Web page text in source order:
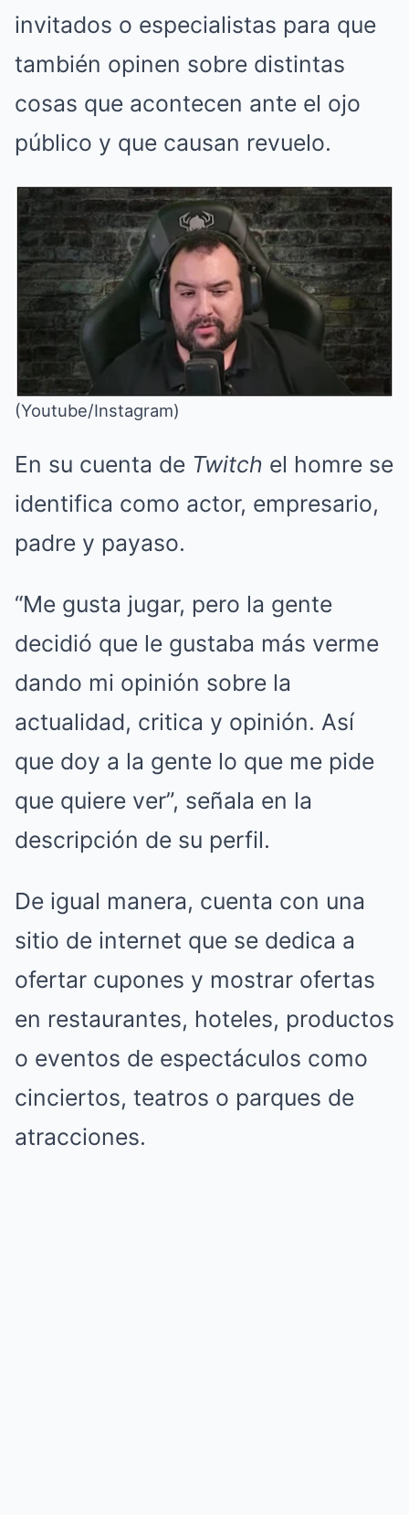
invitados o especialistas para que
también opinen sobre distintas
cosas que acontecen ante el ojo
público y que causan revuelo.
(Youtube/Instagram)
En su cuenta de Twitch el homre se
identifica como actor, empresario,
padre y payaso.
“Me gusta jugar, pero la gente
decidió que le gustaba más verme
dando mi opinión sobre la
actualidad, critica y opinión. Así
que doy a la gente lo que me pide
que quiere ver”, señala en la
descripción de su perfil.
De igual manera, cuenta con una
sitio de internet que se dedica a
ofertar cupones y mostrar ofertas
en restaurantes, hoteles, productos
o eventos de espectáculos como
cinciertos, teatros o parques de
atracciones.